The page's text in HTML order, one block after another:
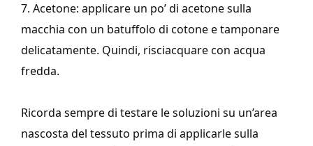
7. Acetone: applicare un po’ di acetone sulla
macchia con un batuffolo di cotone e tamponare
delicatamente. Quindi, risciacquare con acqua
fredda.
Ricorda sempre di testare le soluzioni su un’area
nascosta del tessuto prima di applicarle sulla